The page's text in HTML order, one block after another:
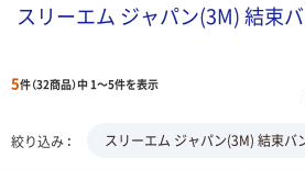
スリーエム ジャパン(3M) 結束
5件（32商品）中 1～5件を表示
絞り込み スリーエム ジャパン(3M) 結束バ